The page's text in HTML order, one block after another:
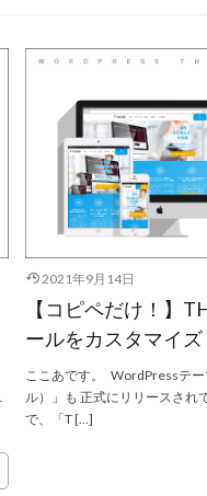
2021年9月14日
【コピペだけ！】
ールをカスタマイズ
ここあです。 WordPressテー
ル）」も 正式にリリースさ
で、「T […]